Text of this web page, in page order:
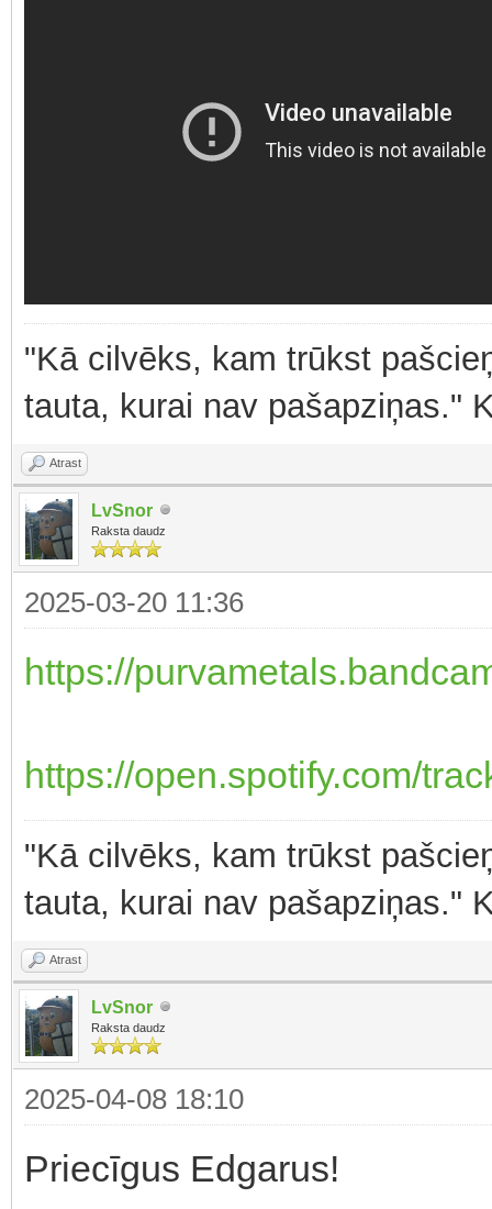
"Kā cilvēks, kam trūkst
tauta, kurai nav pašapziņas."
Atrast
LvSnor
Raksta daudz
2025-03-20 11:36
https://
https://open.spotify.com/
"Kā cilvēks, kam trūkst
tauta, kurai nav pašapziņas."
Atrast
LvSnor
Raksta daudz
2025-04-08 18:10
Priecīgus Edgarus!